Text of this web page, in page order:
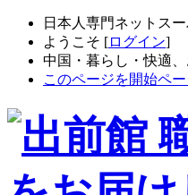
日本人専門ネットス
ようこそ [ログイン]
中国・暮らし・快適
このページを開始ペ